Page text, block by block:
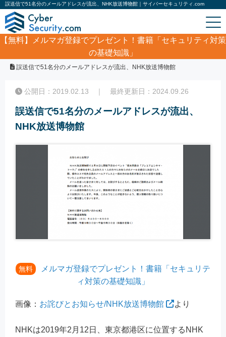
誤送信で51名分のメールアドレスが流出、NHK放送博物館｜サイバーセキュリティ.com
【無料】
メルマガ登録でプレゼント！書籍「セキュリティ対策
の基礎知識」
サイバーセキュリティ・情報漏洩ニュース
誤送信で51名分のメールアドレスが流出、NHK放送博物館
公開日：2019.02.13 ｜ 最終更新日：2024.09.26
誤送信で51名分のメールアドレスが流出、
NHK放送博物館
無料
メルマガ登録でプレゼント！書籍「セキュリテ
ィ対策の基礎知識」
画像： お詫びとお知らせ/NHK放送博物館 より
NHKは2019年2月12日、東京都港区に位置するNHK